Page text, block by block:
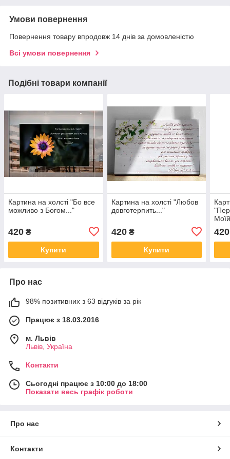
Умови повернення
Повернення товару впродовж 14 днів за домовленістю
Всі умови повернення
Подібні товари компанії
Картина на холсті "Бо все
можливо з Богом..."
420 ₴
Купити
Картина на холсті "Любов
довготерпить..."
420₴
Купити
420
Про нас
98% позитивних з 63 відгуків за рік
Працює з 18.03.2016
м. Львів
Львів, Україна
Контакти
Сьогодні працює з 10:00 до 18:00
Показати весь графік роботи
Про нас
Контакти